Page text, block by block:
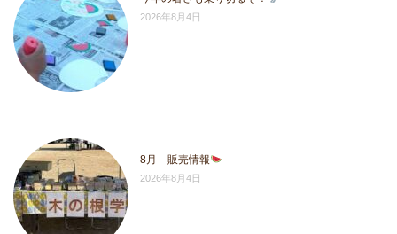
2026年8月4日
8月 販売情報
2026年8月4日